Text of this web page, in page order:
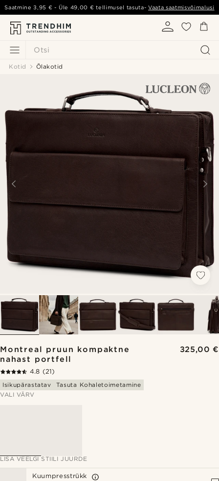
Otsi
Saatmine3,95 € - Üle 49,00 € tellimusel tasuta-Vaata saatmisvõimalusi
Kotid Õlakotid
Montreal pruun kompaktne
nahast portfell
325,00 €
4.8 (21)
Isikupärastatav
Tasuta Kohaletoimetamine
VALI VÄRV
LISA VEELGI STIILI JUURDE
Kuumpresstrükk